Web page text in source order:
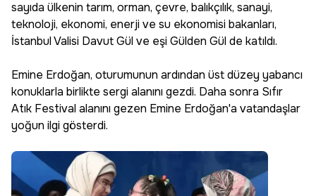
sayıda ülkenin tarım, orman, çevre, balıkçılık, sanayi,
teknoloji, ekonomi, enerji ve su ekonomisi bakanları,
İstanbul Valisi Davut Gül ve eşi Gülden Gül de katıldı.
Emine Erdoğan, oturumunun ardından üst düzey yabancı
konuklarla birlikte sergi alanını gezdi. Daha sonra Sıfır
Atık Festival alanını gezen Emine Erdoğan'a vatandaşlar
yoğun ilgi gösterdi.